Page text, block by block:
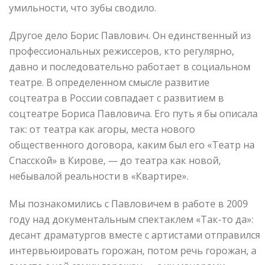
умильности, что зубы сводило.
Другое дело Борис Павлович. Он единственный из
профессиональных режиссеров, кто регулярно,
давно и последовательно работает в социальном
театре. В определенном смысле развитие
соцтеатра в России совпадает с развитием в
соцтеатре Бориса Павловича. Его путь я бы описала
так: от театра как агоры, места нового
общественного договора, каким был его «Театр на
Спасской» в Кирове, — до театра как новой,
небывалой реальности в «Квартире».
Мы познакомились с Павловичем в работе в 2009
году над документальным спектаклем «Так-то да»:
десант драматургов вместе с артистами отправился
интервьюировать горожан, потом речь горожан, а